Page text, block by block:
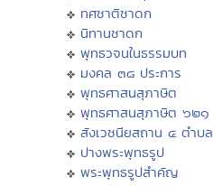
ทศชาติชาดก
นิทานชาดก
พุทธวจนในธรรมบท
มงคล ๓๘ ประการ
พุทธศาสนสุภาษิต
พุทธศาสนสุภาษิต ๖๒๑
สังเวชนียสถาน ๔ ตำบล
ปางพระพุทธรูป
พระพุทธรูปสำคัญ